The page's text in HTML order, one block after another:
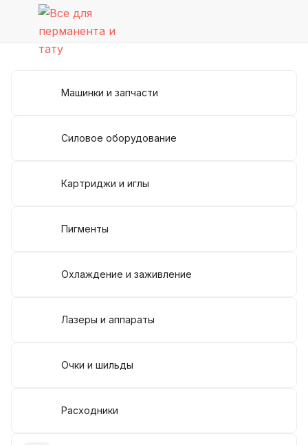
Машинки и запчасти
Силовое оборудование
Картриджи и иглы
Пигменты
Охлаждение и заживление
Лазеры и аппараты
Очки и шильды
Расходники